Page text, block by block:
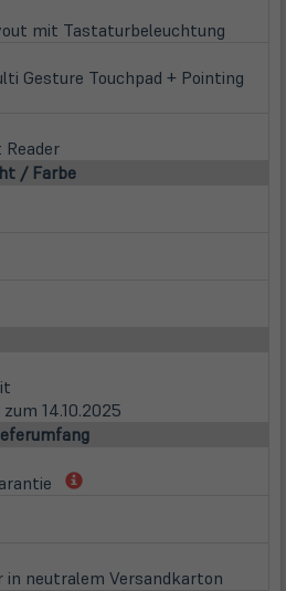
mit Tastaturbeleuchtung
Gesture Touchpad + Pointing
/ Farbe
14.10.2025
(öffnet
in neutralem Versandkarton